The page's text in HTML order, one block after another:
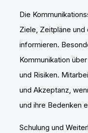
Die
Ziele, Zeitpläne
informieren.
Kommunikation
und Risiken.
und Akzeptanz,
und ihre Bedenken
Schulung und